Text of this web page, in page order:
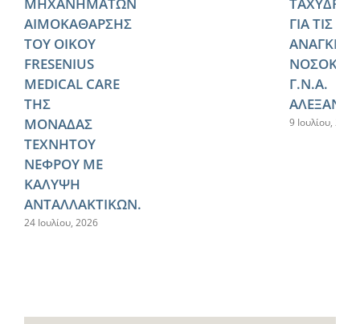
ΑΙΜΟΚΑΘΑΡΣΗΣ
ΤΟΥ ΟΙΚΟΥ
FRESENIUS
MEDICAL CARE
ΤΗΣ
ΜΟΝΑΔΑΣ
ΤΕΧΝΗΤΟΥ
ΝΕΦΡΟΥ ΜΕ
ΚΑΛΥΨΗ
ΑΝΤΑΛΛΑΚΤΙΚΩΝ.
24 Ιουλίου, 2026
ΓΙΑ ΤΙΣ
ΑΝΑΓΚΕΣ
Γ.Ν.Α.
9 Ιουλίου, 2026